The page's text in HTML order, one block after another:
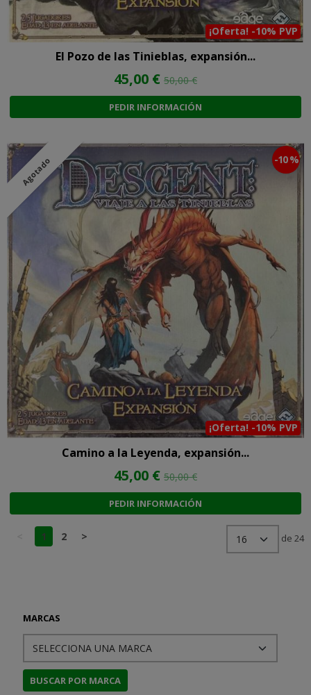
MARCAS
¡Oferta! -10% PVP
El Pozo de las Tinieblas, expansión...
45,00 € 50,00 €
PEDIR INFORMACIÓN
Agotado
¡Oferta! -10% PVP
-10 %
Camino a la Leyenda, expansión...
45,00 € 50,00 €
PEDIR INFORMACIÓN
1 2 > de 24